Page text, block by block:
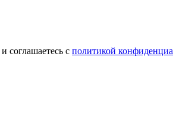
и соглашаетесь с политикой